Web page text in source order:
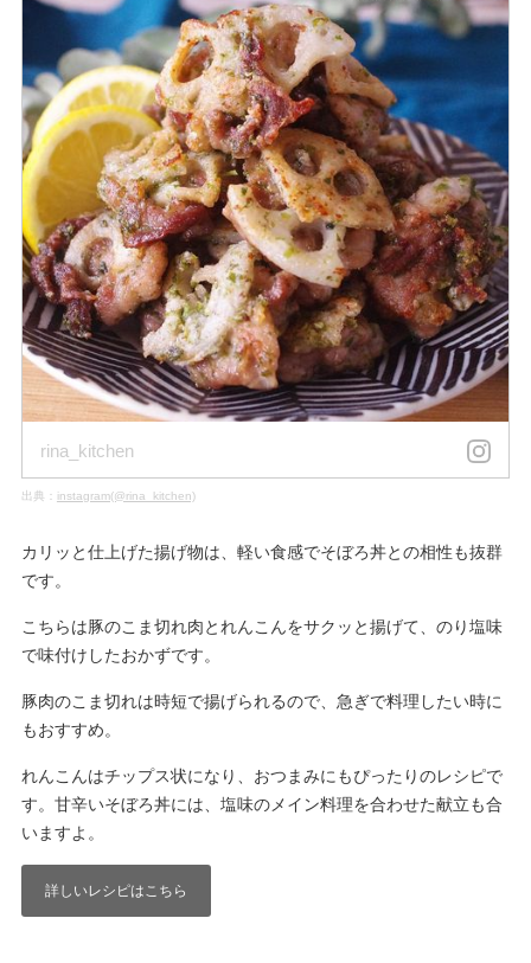
rina_kitchen
出典： instagram(@rina_kitchen)
カリッと仕上げた揚げ物は、軽い食感でそぼろ丼との相性も抜群
です。
こちらは豚のこま切れ肉とれんこんをサクッと揚げて、のり塩味
で味付けしたおかずです。
豚肉のこま切れは時短で揚げられるので、急ぎで料理したい時に
もおすすめ。
れんこんはチップス状になり、おつまみにもぴったりのレシピで
す。甘辛いそぼろ丼には、塩味のメイン料理を合わせた献立も合
いますよ。
詳しいレシピはこちら